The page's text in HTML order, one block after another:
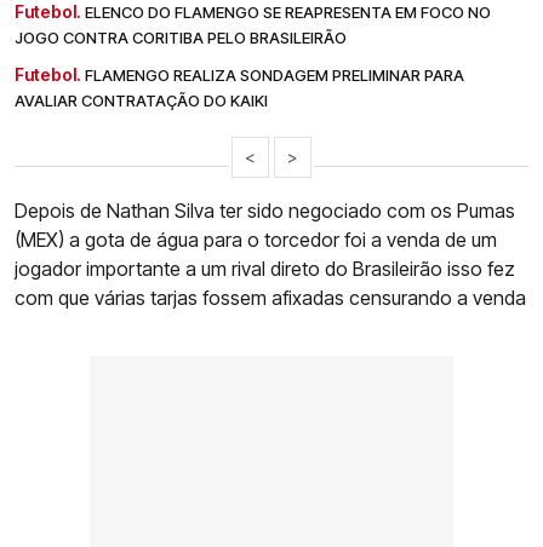
Futebol. ELENCO DO FLAMENGO SE REAPRESENTA EM FOCO NO
JOGO CONTRA CORITIBA PELO BRASILEIRÃO
Futebol. FLAMENGO REALIZA SONDAGEM PRELIMINAR PARA
AVALIAR CONTRATAÇÃO DO KAIKI
< >
Depois de Nathan Silva ter sido negociado com os Pumas
(MEX) a gota de água para o torcedor foi a venda de um
jogador importante a um rival direto do Brasileirão isso fez
com que várias tarjas fossem afixadas censurando a venda